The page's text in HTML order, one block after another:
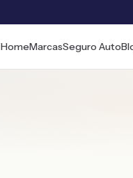
HomeMarcasSeguro Auto